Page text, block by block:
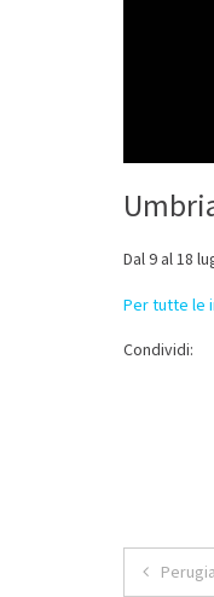
Dal 9 al 18
Per tutte le
Condividi: